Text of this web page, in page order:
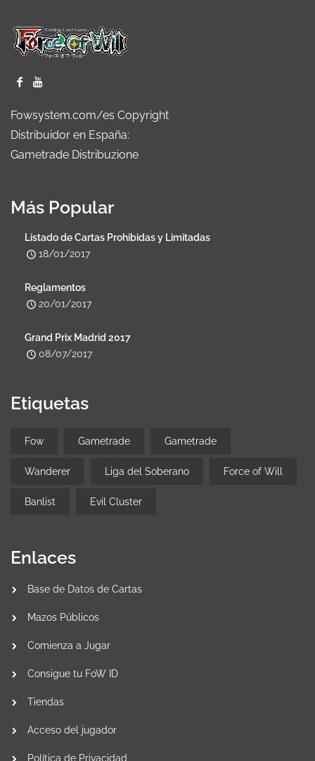
Fowsystem.com/es Copyright
Distribuidor en España:
Gametrade Distribuzione
Más Popular
Listado de Cartas Prohibidas y Limitadas
18/01/2017
Reglamentos
20/01/2017
Grand Prix Madrid 2017
08/07/2017
Etiquetas
Fow Gametrade Gametrade
Wanderer Liga del Soberano Force of Will
Banlist Evil Cluster
Enlaces
Base de Datos de Cartas
Mazos Públicos
Comienza a Jugar
Consigue tu FoW ID
Tiendas
Acceso del jugador
Política de Privacidad